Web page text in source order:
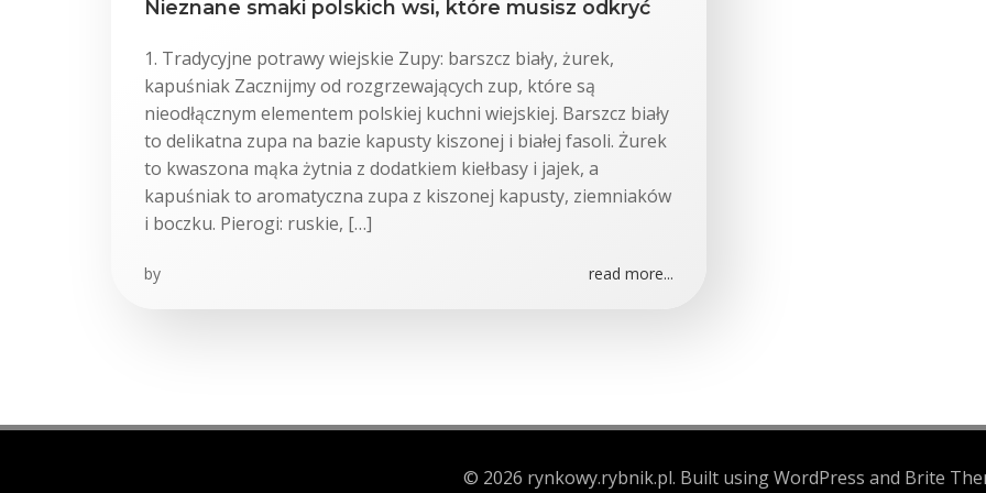
Nieznane smaki polskich wsi, które musisz odkryć
1. Tradycyjne potrawy wiejskie Zupy: barszcz biały, żurek,
kapuśniak Zacznijmy od rozgrzewających zup, które są
nieodłącznym elementem polskiej kuchni wiejskiej. Barszcz biały
to delikatna zupa na bazie kapusty kiszonej i białej fasoli. Żurek
to kwaszona mąka żytnia z dodatkiem kiełbasy i jajek, a
kapuśniak to aromatyczna zupa z kiszonej kapusty, ziemniaków
i boczku. Pierogi: ruskie, […]
by read more...
© 2026 rynkowy.rybnik.pl. Built using WordPress and Brite